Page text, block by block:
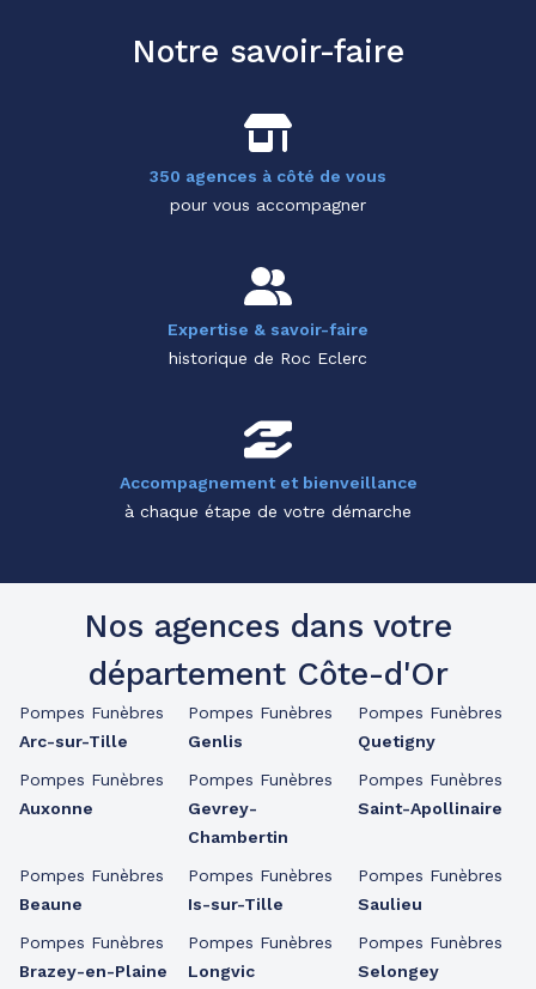
Notre savoir-faire
350 agences à côté de vous
pour vous accompagner
Expertise & savoir-faire
historique de Roc Eclerc
Accompagnement et bienveillance
à chaque étape de votre démarche
Nos agences dans votre
département Côte-d'Or
Pompes Funèbres
Arc-sur-Tille
Pompes Funèbres
Auxonne
Pompes Funèbres
Beaune
Pompes Funèbres
Brazey-en-Plaine
Pompes Funèbres
Genlis
Pompes Funèbres
Gevrey-
Chambertin
Pompes Funèbres
Is-sur-Tille
Pompes Funèbres
Longvic
Pompes Funèbres
Quetigny
Pompes Funèbres
Saint-Apollinaire
Pompes Funèbres
Saulieu
Pompes Funèbres
Selongey